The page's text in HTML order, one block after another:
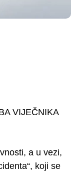
VIJEČNIKA
a u vezi,
koji se